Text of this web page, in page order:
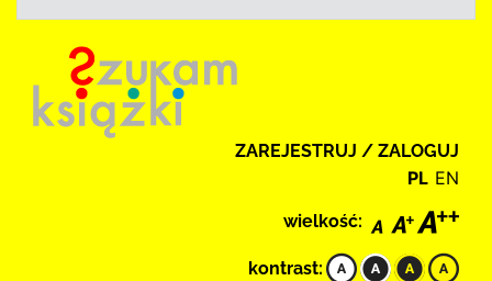
ZAREJESTRUJ / ZALOGUJ
PL EN
wielkość:
kontrast: